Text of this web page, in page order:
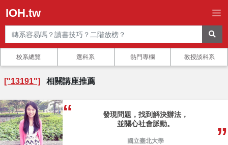
IOH.tw
校系總覽 選科系 熱門專欄 教授談科系
["13191"] 相關講座推薦
發現問題，找到解決辦法，
並關心社會脈動。
國立臺北大學